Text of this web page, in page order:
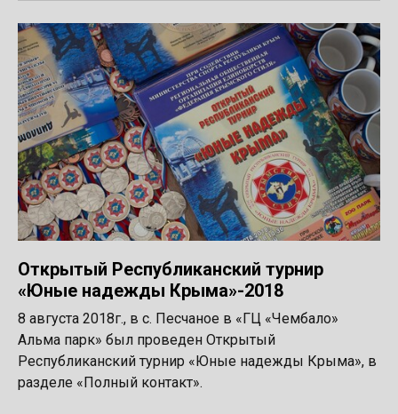
Открытый Республиканский турнир
«Юные надежды Крыма»-2018
8 августа 2018г., в с. Песчаное в «ГЦ «Чембало»
Альма парк» был проведен Открытый
Республиканский турнир «Юные надежды Крыма», в
разделе «Полный контакт».